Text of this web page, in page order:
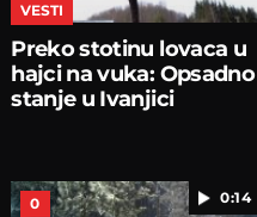
VESTI
Preko stotinu lovaca u
hajci na vuka: Opsadno
stanje u Ivanjici
0:14
0